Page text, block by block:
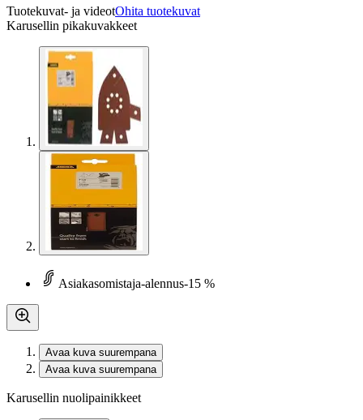
Tuotekuvat- ja videotOhita tuotekuvat
Karusellin pikakuvakkeet
Asiakasomistaja-alennus-15 %
Avaa kuva suurempana
Avaa kuva suurempana
Karusellin nuolipainikkeet